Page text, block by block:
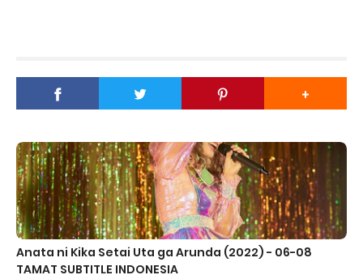
Anata ni Kika Setai Uta ga Arunda (2022) - 06-08
TAMAT SUBTITLE INDONESIA